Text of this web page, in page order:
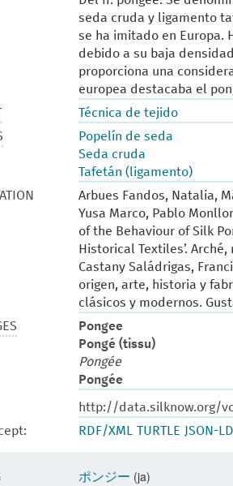
seda cruda y ligamento
se ha imitado en Europa.
debido a su baja
proporciona una
europea destacaba el
Técnica de tejido
Popelín de seda
Seda cruda
Tafetán (ligamento)
Arbues Fandos, Natalia,
Yusa Marco, Pablo
of the Behaviour of Silk
Historical Textiles’. Arché,
Castany Saládrigas,
origen, arte, historia y
clásicos y modernos.
Pongee
Pongé (tissu)
Pongée
Pongée
http://data.silknow.org/
RDF/XML TURTLE JSON-LD
ポンジー (ja)